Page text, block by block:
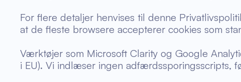
For flere detaljer henvises til denne
at de fleste browsere accepterer cookies som
Værktøjer som Microsoft Clarity og Google
i EU). Vi indlæser ingen adfærdssporingsscripts,